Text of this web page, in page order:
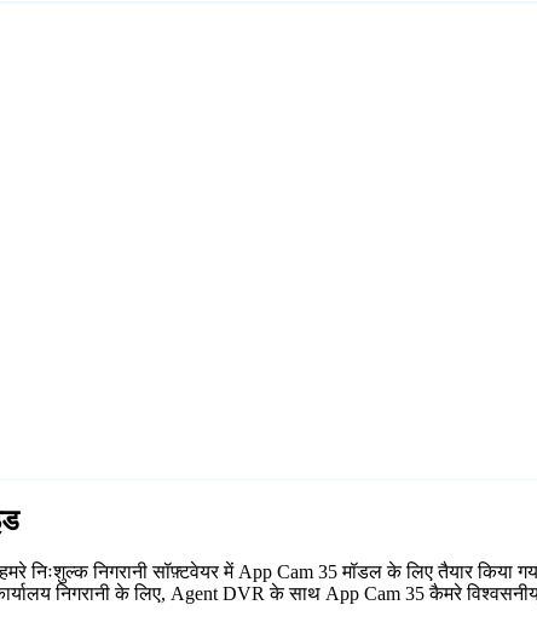
निगरानी सॉफ़्टवेयर में App Cam 35 मॉडल के लिए तैयार किया
निगरानी के लिए, Agent DVR के साथ App Cam 35 कैमरे विश्वसनीय,